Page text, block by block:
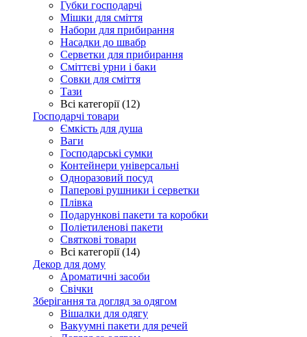
Губки господарчі
Мішки для сміття
Набори для прибирання
Насадки до швабр
Серветки для прибирання
Сміттєві урни і баки
Совки для сміття
Тази
Всі категорії (12)
Господарчі товари
Ємкість для душа
Ваги
Господарські сумки
Контейнери універсальні
Одноразовий посуд
Паперові рушники і серветки
Плівка
Подарункові пакети та коробки
Поліетиленові пакети
Святкові товари
Всі категорії (14)
Декор для дому
Ароматичні засоби
Свічки
Зберігання та догляд за одягом
Вішалки для одягу
Вакуумні пакети для речей